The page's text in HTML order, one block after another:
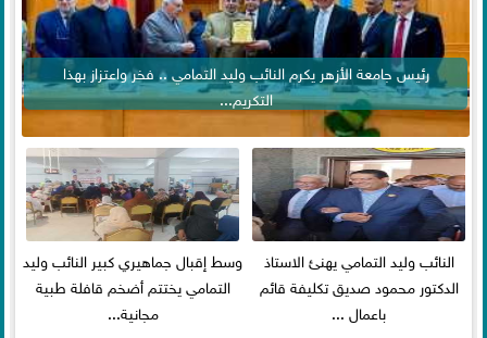
رئيس جامعة الأزهر يكرم النائب وليد التمامي .. فخر واعتزاز بهذا
التكريم...
النائب وليد التمامي يهنئ الاستاذ
الدكتور محمود صديق تكليفة قائم
باعمال ...
وسط إقبال جماهيري كبير النائب وليد
التمامي يختتم أضخم قافلة طبية
مجانية...